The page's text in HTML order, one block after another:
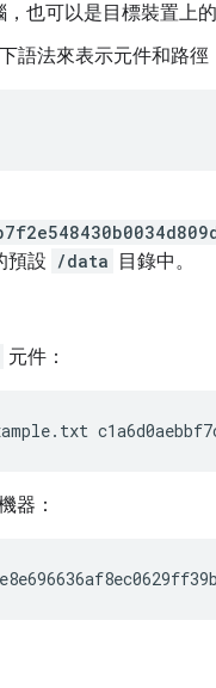
也可以是目標裝置上的
語法來表示元件和路徑
預設 /data 目錄中。
元件：
器：